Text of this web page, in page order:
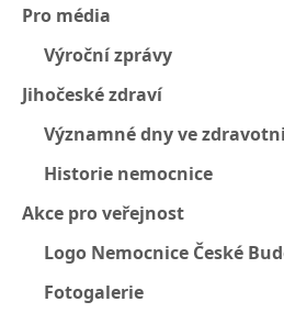
Pro média
Výroční zprávy
Jihočeské zdraví
Významné dny ve
Historie nemocnice
Akce pro veřejnost
Logo Nemocnice České
Fotogalerie